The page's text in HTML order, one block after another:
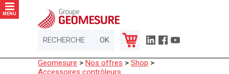
MENU
Geomesure > Nos offres > Shop >
Accessoires contrôleurs
Panneau de gestion des cookies